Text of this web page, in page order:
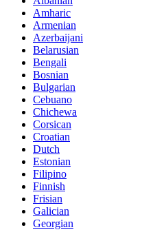
Amharic
Armenian
Azerbaijani
Belarusian
Bengali
Bosnian
Bulgarian
Cebuano
Chichewa
Corsican
Croatian
Dutch
Estonian
Filipino
Finnish
Frisian
Galician
Georgian